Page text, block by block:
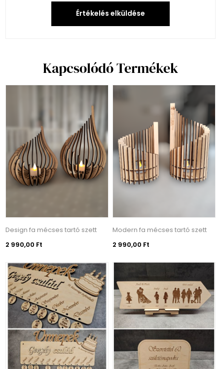
Értékelés elküldése
Kapcsolódó Termékek
Design fa mécses tartó szett
2 990,00 Ft
Modern fa mécses tartó szett
2 990,00 Ft